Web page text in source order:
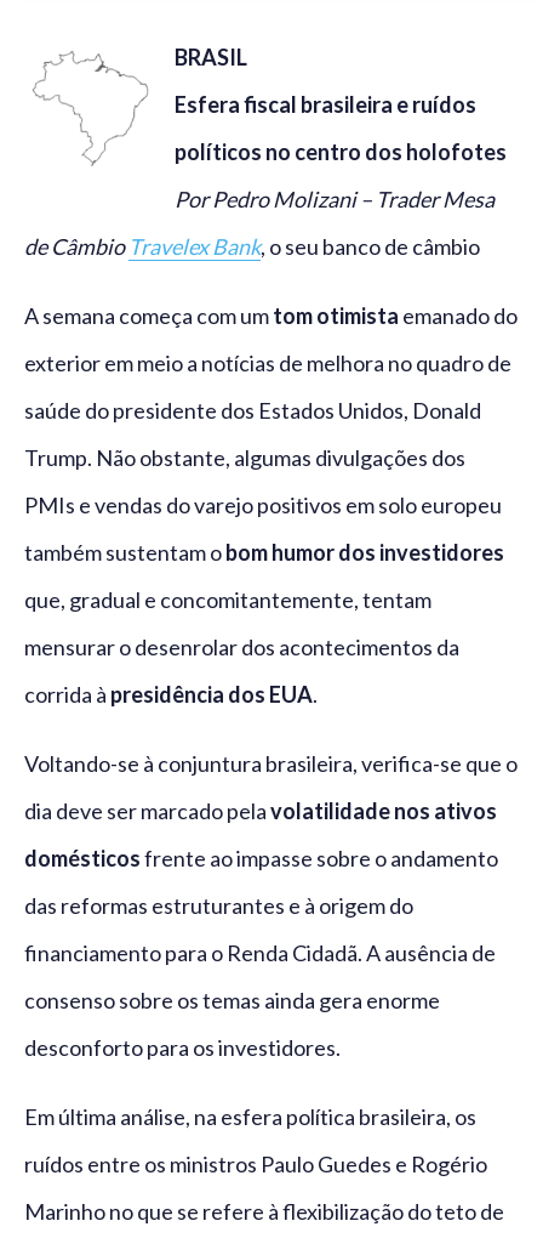
BRASIL
Esfera fiscal brasileira e ruídos
políticos no centro dos holofotes
Por Pedro Molizani – Trader Mesa
de Câmbio Travelex Bank, o seu banco de câmbio
A semana começa com umtom otimista emanado do
exterior em meio a notícias de melhora no quadro de
saúde do presidente dos Estados Unidos, Donald
Trump. Não obstante, algumas divulgações dos
PMIs e vendas do varejo positivos em solo europeu
também sustentam obom humor dos investidores
que, gradual e concomitantemente, tentam
mensurar o desenrolar dos acontecimentos da
corrida à presidência dos EUA.
Voltando-se à conjuntura brasileira, verifica-se que o
dia deve ser marcado pelavolatilidade nos ativos
domésticosfrente ao impasse sobre o andamento
das reformas estruturantes e à origem do
financiamento para o Renda Cidadã. A ausência de
consenso sobre os temas ainda gera enorme
desconforto para os investidores.
Em última análise, na esfera política brasileira, os
ruídos entre os ministros Paulo Guedes e Rogério
Marinho no que se refere à flexibilização do teto de